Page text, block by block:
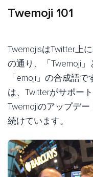
Twemoji 101
TwemojisはTwitter上
の通り、「Twemoji
「emoji」の合成語
は、Twitterがサポー
Twemojiのアップデ
続けています。